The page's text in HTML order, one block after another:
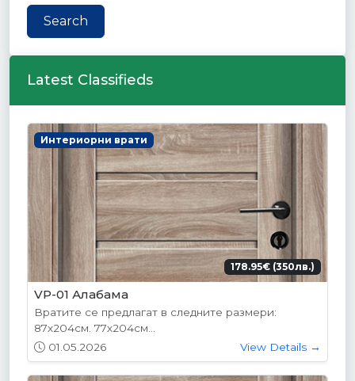
Search
Latest Classifieds
Интериорни врати
178.95€ (350лв.)
VP-01 Алабама
Вратите се предлагат в следните размери:
87х204см. 77х204см...
01.05.2026
View Details →